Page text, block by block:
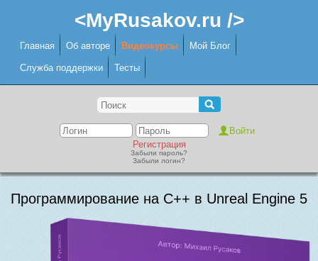
<MyRusakov.ru />
Главная Об авторе Видеокурсы Мой Блог
Служба поддержки Тесты
Регистрация
Забыли пароль?
Забыли логин?
Программирование на C++ в Unreal Engine 5